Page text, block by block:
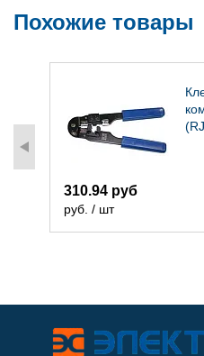
Похожие товары
310.94 руб
руб. / шт